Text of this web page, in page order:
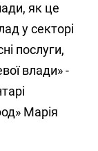
як це
у секторі
послуги,
влади» -
Марія